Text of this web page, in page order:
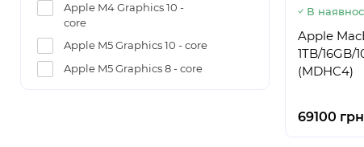
Apple M4 Graphics 10 -
core
Apple M5 Graphics 10 - core
Apple M5 Graphics 8 - core
В
Apple
1TB/
(MDHC4)
69100 грн